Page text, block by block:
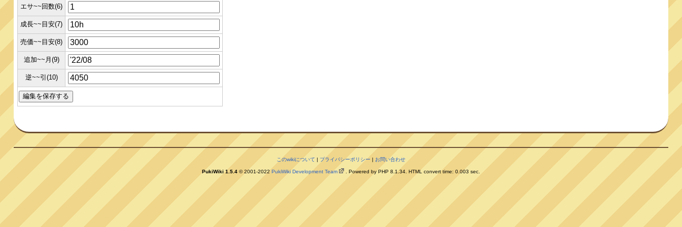
エサ~~回数(6)
成長~~目安(7)
売価~~目安(8)
追加~~月(9)
逆~~引(10)
このwikiについて | プライバシーポリシー | お問い合わせ
PukiWiki 1.5.4 © 2001-2022 PukiWiki Development Team . Powered by PHP 8.1.34. HTML convert time: 0.003 sec.